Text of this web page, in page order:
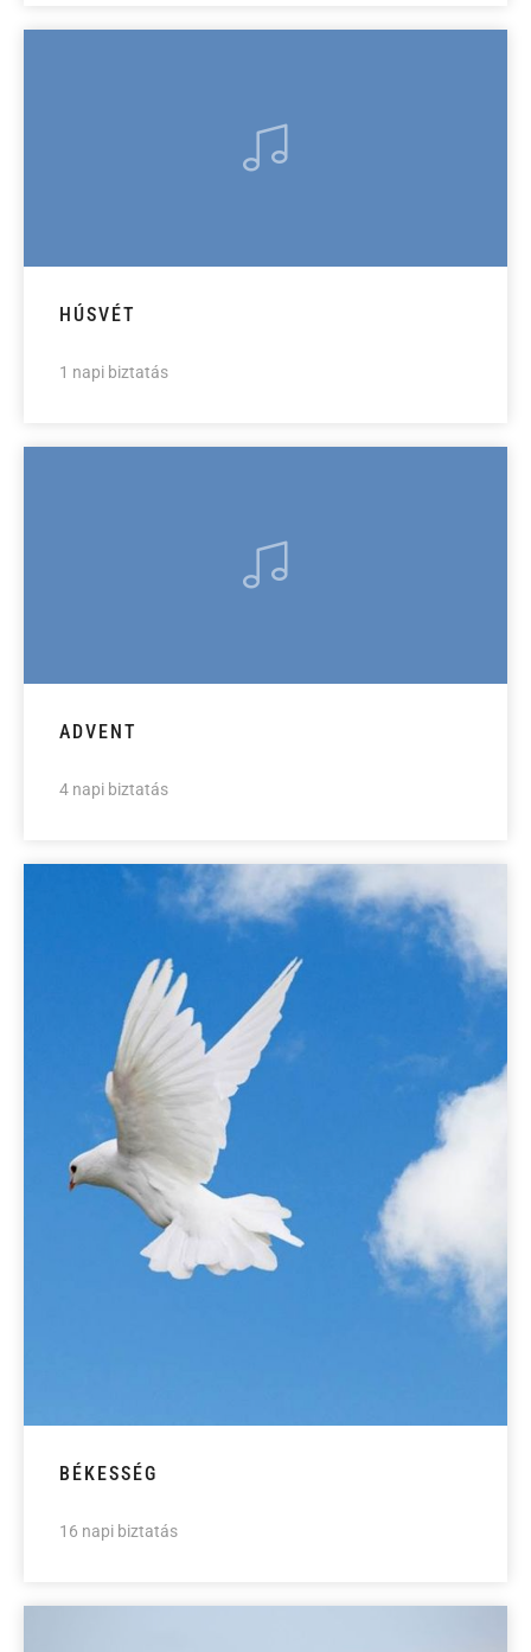
HÚSVÉT
1 napi biztatás
ADVENT
4 napi biztatás
BÉKESSÉG
16 napi biztatás